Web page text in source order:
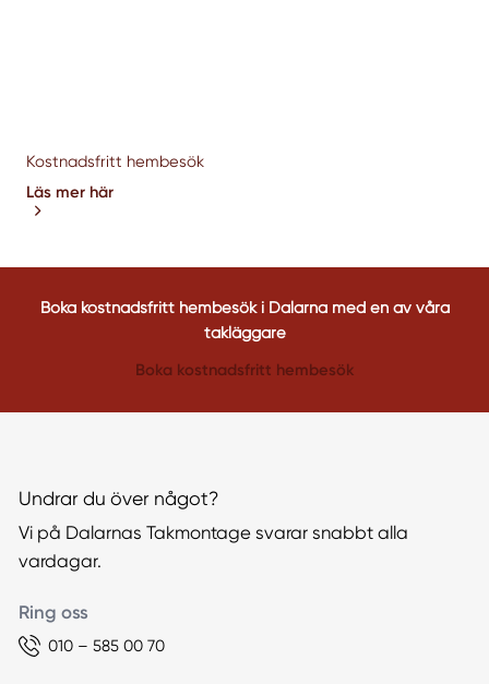
Kostnadsfritt hembesök
Läs mer här
Boka kostnadsfritt hembesök i Dalarna med en av våra
takläggare
Boka kostnadsfritt hembesök
Undrar du över något?
Vi på Dalarnas Takmontage svarar snabbt alla
vardagar.
Ring oss
010 – 585 00 70